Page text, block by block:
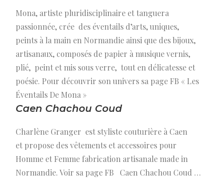
Mona, artiste pluridisciplinaire et tanguera
passionnée, crée des éventails d’arts, uniques,
peints à la main en Normandie ainsi que des bijoux,
artisanaux, composés de papier à musique vernis,
plié, peint et mis sous verre, tout en délicatesse et
poésie. Pour découvrir son univers sa page FB « Les
Éventails De Mona »
Caen Chachou Coud
Charlène Granger est styliste couturière à Caen
et propose des vêtements et accessoires pour
Homme et Femme fabrication artisanale made in
Normandie. Voir sa page FB Caen Chachou Coud …